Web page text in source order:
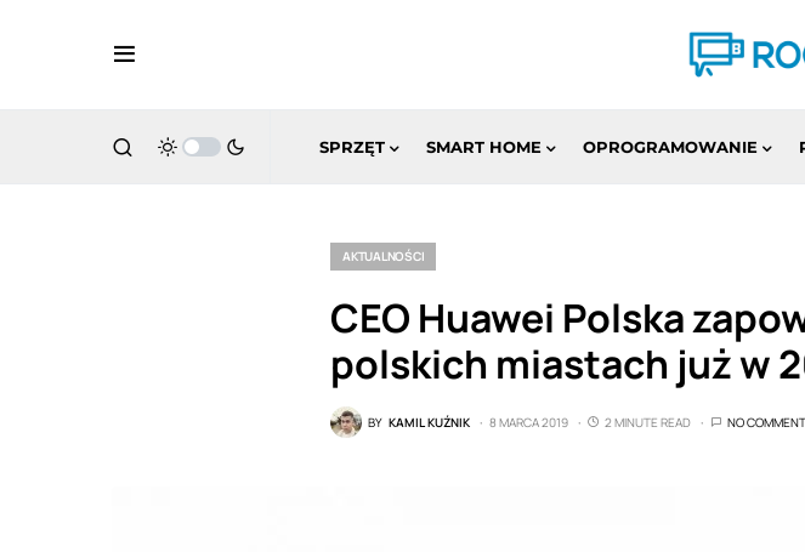
SPRZĘT SMART HOME OPROGRAMOWANIE
AKTUALNOŚCI
CEO Huawei Polska
polskich miastach już w
BY KAMIL KUŹNIK 8 MARCA 2019 2 MINUTE READ NO